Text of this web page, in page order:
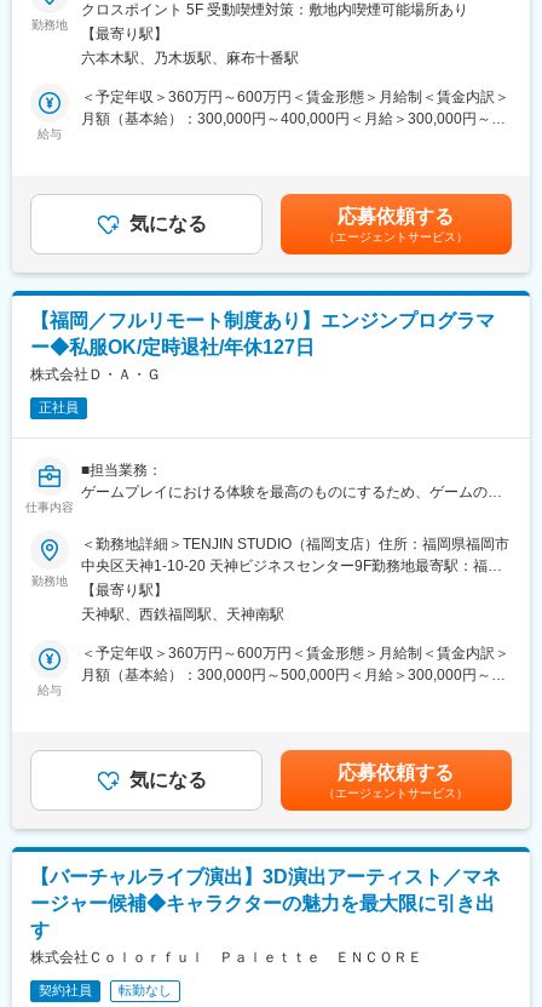
具体的には…
・シェーダーやポストエフェクトの制作
・ゲームエンジンの改造や機能追加
・パフォーマンス／メモリ使用量の分析および改善
・アーティスト向けのツールを開発および保守
■組織構成
ゲーム開発を担う部門で約60名のスタッフが在籍しています（デ
ザイナー／プログラマー／ゲームデザイナー 等）
門と連携しながら制作を進めています。
■働き方
出社をベースにしておりますが、個人や業務の状況に合わせて、
出社とリモートワークを柔軟に切り替えながら働いています。平
均残業時間は「15時間／月」未満で、多くのスタッフが19時～20
時の間に退社しています。
■D・A・Gの魅力
弊社の技術は業界内でも高く評価され、設立当初から「徹底した
に大手企業の超有名タイトルを手がけてきました。
現在は、ゲームだけでなく映画やアニメ、MV、体験型エンターテ
インメント施設の制作に携わるなど、ジャンルやテイストを問わ
ず様々なコンテンツを制作しています。
自身が望むスキル・技術を高めていくことが可能です。
勤務地
クロスポイント 5F 受動喫煙対策：敷地内喫煙可能場所あり
【最寄り駅】
六本木駅、乃木坂駅、麻布十番駅
給与
＜予定年収＞360万円～600万円＜賃金形態＞月給制＜賃金内訳＞
月額（基本給）：300,000円～400,000円＜月給＞300,000円～
気になる 応募依頼する
（エージェントサービス）
【福岡／フルリモート制度あり】エンジンプログラマ
ー◆私服OK/定時退社/年休127日
株式会社Ｄ・Ａ・Ｇ
正社員
仕事内容
■担当業務：
ゲームプレイにおける体験を最高のものにするため、ゲームのパ
決と効率化のためにエンジンの改造と機能実装をして頂きます。
・CPU、GPU、メモリのためにシステムを最適化する
・プロファイラを使用してゲーム体験を損ねる問題の特定と解決
を行う
・チームのエンジン作業効率、最適化作業の自律性を高めるツー
ルの実装を行う
・問題点をチームと共有して適切にコミュニケーションを行い解
・当社の技術は業界内でも高く評価され、大手企業の有名ゲーム
タイトルを手がけることができます。大きな案件に携わり、自分
の仕事が多くの人に見てもらえることでやりがいを実感できま
迎しています。 個人のやりたいことや目指す姿を尊重してフォロ
ーしあう社風です。また、スキルアップ、教育、最新技術、企画
など幅広い挑戦ができる環境です。
天神ベースキャンプでは、70名程の社員が在籍しています。 男女
■就業環境／社内の雰囲気：
勤務地
＜勤務地詳細＞TENJIN STUDIO（福岡支店）住所：福岡県福岡市
中央区天神1-10-20 天神ビジネスセンター9F勤務地最寄駅：福岡
市営地下鉄空港線／天神駅受動喫煙対策：敷地内喫煙可能場所あ
り
【最寄り駅】
天神駅、西鉄福岡駅、天神南駅
給与
＜予定年収＞360万円～600万円＜賃金形態＞月給制＜賃金内訳＞
月額（基本給）：300,000円～500,000円＜月給＞300,000円～
選考を通じて上下する可能性があります。月給(月額)は固定手当を
含みます。気になる 応募依頼する
（エージェントサービス）
【バーチャルライブ演出】3D演出アーティスト／マネ
ージャー候補◆キャラクターの魅力を最大限に引き出
す
株式会社Ｃｏｌｏｒｆｕｌ Ｐａｌｅｔｔｅ ＥＮＣＯＲＥ
契約社員 転勤なし